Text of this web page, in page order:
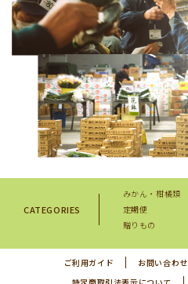
CATEGORIES
みかん・柑橘類
定期便
贈りもの
ご利用ガイド お問い合わせ